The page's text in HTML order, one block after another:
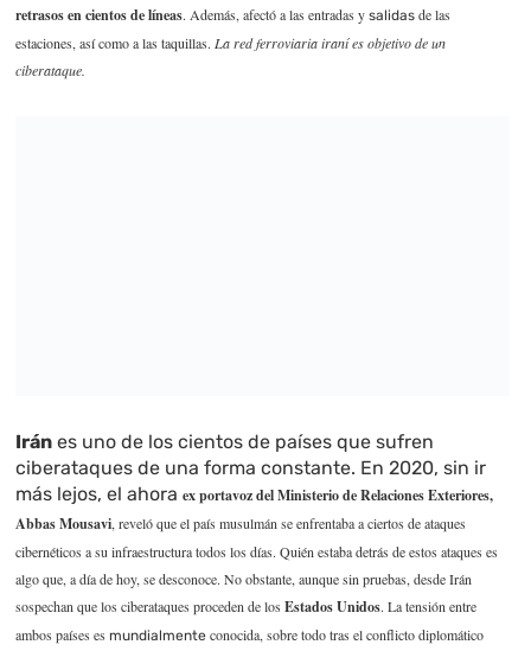
retrasos en cientos de líneas. Además, afectó a las entradas ysalidas de las
estaciones, así como a las taquillas. La red ferroviaria iraní es objetivo de un
ciberataque.
Irán es uno de los cientos de países que sufren
ciberataques de una forma constante. En 2020, sin ir
más lejos, el ahoraex portavoz del Ministerio de Relaciones Exteriores,
Abbas Mousavi, reveló que el país musulmán se enfrentaba a ciertos deataques
cibernéticos a su infraestructura todos los días. Quién estaba detrás de estos ataques es
algo que, a día de hoy, se desconoce. No obstante, aunque sin pruebas, desde Irán
sospechan que los ciberataques proceden de los Estados Unidos. La tensión entre
ambos países es mundialmente conocida, sobre todo tras el conflicto diplomático